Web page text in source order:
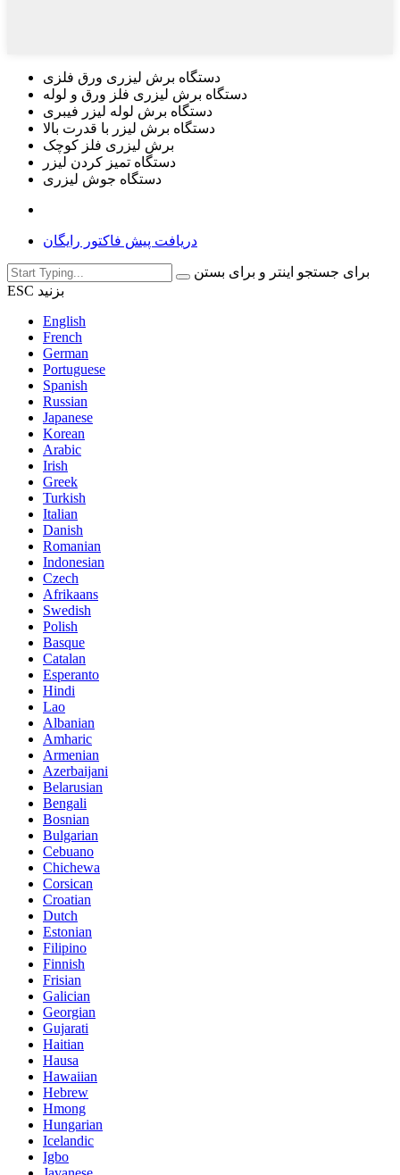
دستگاه برش لیزری ورق فلزی
دستگاه برش لیزری فلز ورق و لوله
دستگاه برش لوله لیزر فیبری
دستگاه برش لیزر با قدرت بالا
برش لیزری فلز کوچک
دستگاه تمیز کردن لیزر
دستگاه جوش لیزری
دریافت پیش فاکتور رایگان
برای جستجو اینتر و برای بستن
ESC بزنید
English
French
German
Portuguese
Spanish
Russian
Japanese
Korean
Arabic
Irish
Greek
Turkish
Italian
Danish
Romanian
Indonesian
Czech
Afrikaans
Swedish
Polish
Basque
Catalan
Esperanto
Hindi
Lao
Albanian
Amharic
Armenian
Azerbaijani
Belarusian
Bengali
Bosnian
Bulgarian
Cebuano
Chichewa
Corsican
Croatian
Dutch
Estonian
Filipino
Finnish
Frisian
Galician
Georgian
Gujarati
Haitian
Hausa
Hawaiian
Hebrew
Hmong
Hungarian
Icelandic
Igbo